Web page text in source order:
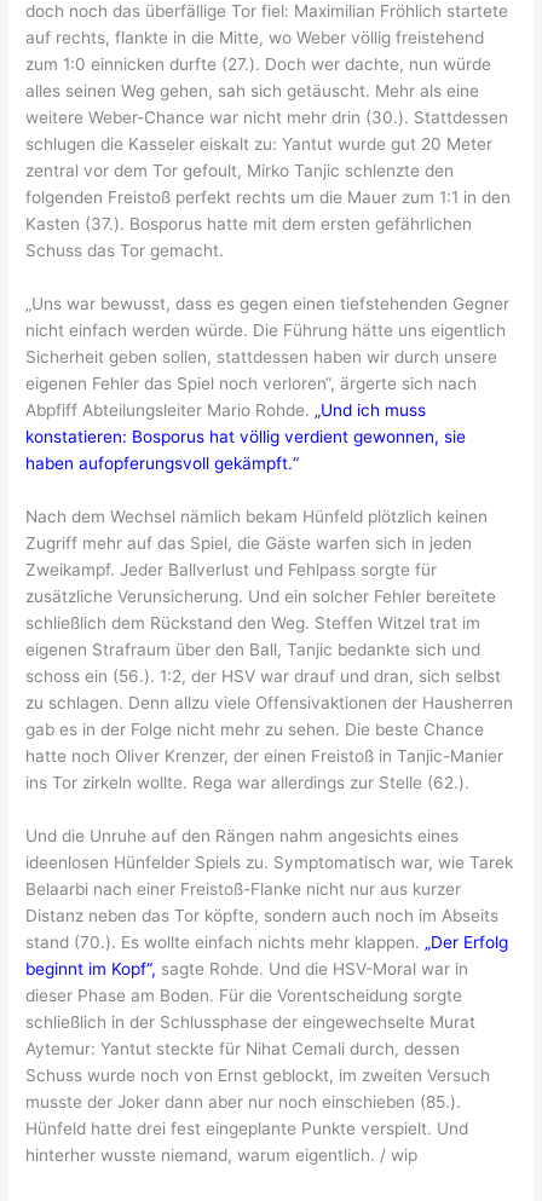
doch noch das überfällige Tor fiel: Maximilian Fröhlich startete
auf rechts, flankte in die Mitte, wo Weber völlig freistehend
zum 1:0 einnicken durfte (27.). Doch wer dachte, nun würde
alles seinen Weg gehen, sah sich getäuscht. Mehr als eine
weitere Weber-Chance war nicht mehr drin (30.). Stattdessen
schlugen die Kasseler eiskalt zu: Yantut wurde gut 20 Meter
zentral vor dem Tor gefoult, Mirko Tanjic schlenzte den
folgenden Freistoß perfekt rechts um die Mauer zum 1:1 in den
Kasten (37.). Bosporus hatte mit dem ersten gefährlichen
Schuss das Tor gemacht.
„Uns war bewusst, dass es gegen einen tiefstehenden Gegner
nicht einfach werden würde. Die Führung hätte uns eigentlich
Sicherheit geben sollen, stattdessen haben wir durch unsere
eigenen Fehler das Spiel noch verloren“, ärgerte sich nach
Abpfiff Abteilungsleiter Mario Rohde. „Und ich muss
konstatieren: Bosporus hat völlig verdient gewonnen, sie
haben aufopferungsvoll gekämpft.“
Nach dem Wechsel nämlich bekam Hünfeld plötzlich keinen
Zugriff mehr auf das Spiel, die Gäste warfen sich in jeden
Zweikampf. Jeder Ballverlust und Fehlpass sorgte für
zusätzliche Verunsicherung. Und ein solcher Fehler bereitete
schließlich dem Rückstand den Weg. Steffen Witzel trat im
eigenen Strafraum über den Ball, Tanjic bedankte sich und
schoss ein (56.). 1:2, der HSV war drauf und dran, sich selbst
zu schlagen. Denn allzu viele Offensivaktionen der Hausherren
gab es in der Folge nicht mehr zu sehen. Die beste Chance
hatte noch Oliver Krenzer, der einen Freistoß in Tanjic-Manier
ins Tor zirkeln wollte. Rega war allerdings zur Stelle (62.).
Und die Unruhe auf den Rängen nahm angesichts eines
ideenlosen Hünfelder Spiels zu. Symptomatisch war, wie Tarek
Belaarbi nach einer Freistoß-Flanke nicht nur aus kurzer
Distanz neben das Tor köpfte, sondern auch noch im Abseits
stand (70.). Es wollte einfach nichts mehr klappen. „Der Erfolg
beginnt im Kopf“, sagte Rohde. Und die HSV-Moral war in
dieser Phase am Boden. Für die Vorentscheidung sorgte
schließlich in der Schlussphase der eingewechselte Murat
Aytemur: Yantut steckte für Nihat Cemali durch, dessen
Schuss wurde noch von Ernst geblockt, im zweiten Versuch
musste der Joker dann aber nur noch einschieben (85.).
Hünfeld hatte drei fest eingeplante Punkte verspielt. Und
hinterher wusste niemand, warum eigentlich. / wip